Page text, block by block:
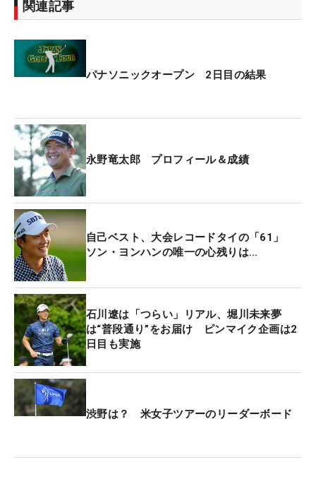
関連記事
パナソニックオープン 2日目の結果
永野竜太郎 プロフィール＆成績
自己ベスト、大会レコードタイの「61」
ソン・ヨンハンの唯一の心残りは…
石川遼は「つらい」リアル、堀川未来夢
は“普段通り”をお届け ピンマイク企画は2
日目も実施
渋野は？ 米女子ツアーのリーダーボード